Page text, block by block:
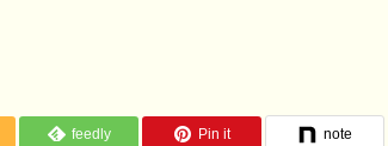
feedly Pin it note